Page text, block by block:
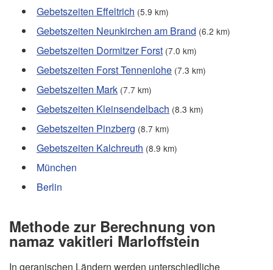
Gebetszeiten Effeltrich (5.9 km)
Gebetszeiten Neunkirchen am Brand (6.2 km)
Gebetszeiten Dormitzer Forst (7.0 km)
Gebetszeiten Forst Tennenlohe (7.3 km)
Gebetszeiten Mark (7.7 km)
Gebetszeiten Kleinsendelbach (8.3 km)
Gebetszeiten Pinzberg (8.7 km)
Gebetszeiten Kalchreuth (8.9 km)
München
Berlin
Methode zur Berechnung von
namaz vakitleri Marloffstein
In geranischen Ländern werden unterschiedliche